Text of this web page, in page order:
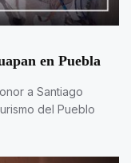
en Puebla
a Santiago
del Pueblo